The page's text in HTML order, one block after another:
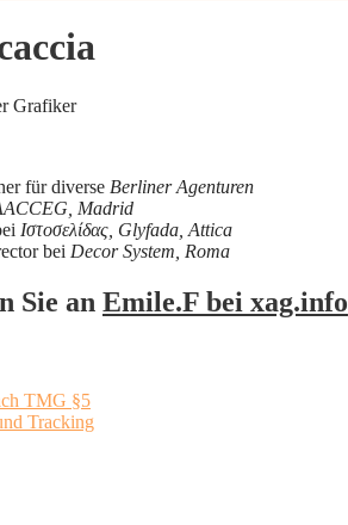
Grafiker
für diverse Berliner Agenturen
Madrid
Ιστοσελίδας, Glyfada, Attica
bei Decor System, Roma
Sie an Emile.F bei xag.info
TMG §5
Tracking